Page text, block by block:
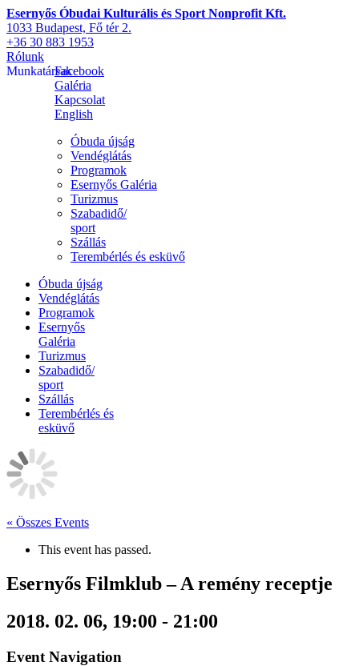
Esernyős Óbudai Kulturális és Sport Nonprofit Kft.
1033 Budapest, Fő tér 2.
+36 30 883 1953
Rólunk
MunkatársakFacebook
Galéria
Kapcsolat
English
Óbuda újság
Vendéglátás
Programok
Esernyős Galéria
Turizmus
Szabadidő/
sport
Szállás
Terembérlés és esküvő
Óbuda újság
Vendéglátás
Programok
Esernyős
Galéria
Turizmus
Szabadidő/
sport
Szállás
Terembérlés és
esküvő
« Összes Events
This event has passed.
Esernyős Filmklub – A remény receptje
2018. 02. 06, 19:00 - 21:00
Event Navigation